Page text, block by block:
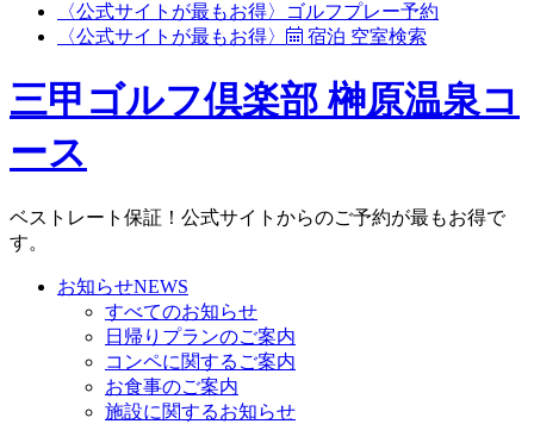
〈公式サイトが最もお得〉
ゴルフプレー予約
〈公式サイトが最もお得〉
宿泊 空室検索
三甲ゴルフ倶楽部 榊原温泉コ
ース
ベストレート保証！公式サイトからのご予約が最もお得で
す。
お知らせNEWS
すべてのお知らせ
日帰りプランのご案内
コンペに関するご案内
お食事のご案内
施設に関するお知らせ